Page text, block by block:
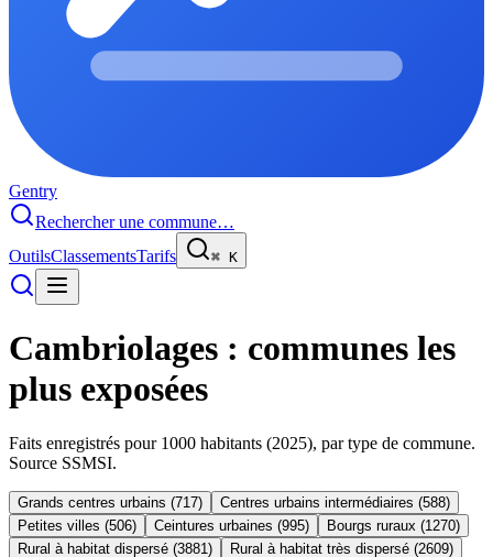
Gentry
Rechercher une commune…
OutilsClassementsTarifs ⌘ K
Cambriolages : communes les
plus exposées
Faits enregistrés pour 1000 habitants (2025), par type de commune.
Source SSMSI.
Grands centres urbains (717) Centres urbains intermédiaires (588)
Petites villes (506) Ceintures urbaines (995) Bourgs ruraux (1270)
Rural à habitat dispersé (3881 ) Rural à habitat très dispersé (2609)